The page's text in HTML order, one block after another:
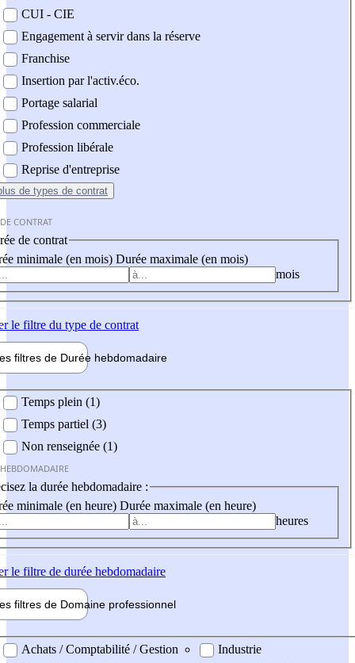
CUI - CIE
Engagement à servir dans la réserve
Franchise
Insertion par l'activ.éco.
Portage salarial
Profession commerciale
Profession libérale
Reprise d'entreprise
de types de contrat
CONTRAT
de contrat
minimale (en mois) Durée maximale (en mois)
mois
le filtre du type de contrat
filtres de Durée hebdomadaire
Temps plein (1)
Temps partiel (3)
Non renseignée (1)
la durée hebdomadaire :
minimale (en heure) Durée maximale (en heure)
heures
le filtre de durée hebdomadaire
filtres de Domaine professionnel
professionel
Achats / Comptabilité / Gestion
Industrie